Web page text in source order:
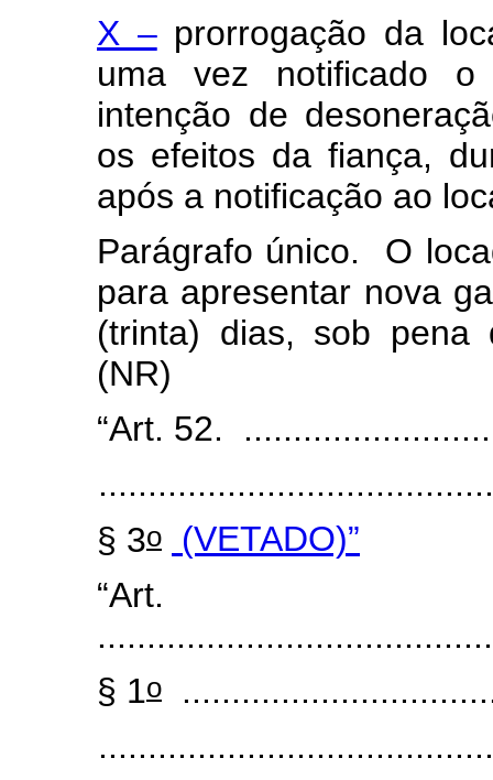
X –prorrogação da
uma vez notificado
intenção de
os efeitos da fiança,
após a notificação ao
Parágrafo único. O
para apresentar nova
(trinta) dias, sob pena
(NR)
“Art. 52.
§ 3o
(VETADO)”
§ 1o